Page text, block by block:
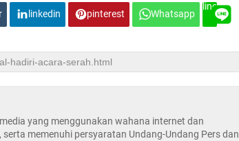
linkedin pinterest Whatsapp
line
yang menggunakan wahana internet dan
memenuhi persyaratan Undang-Undang Pers dan